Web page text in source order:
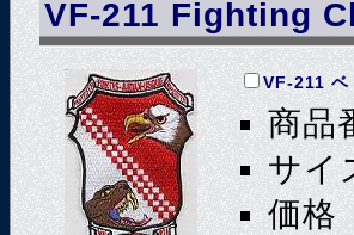
VF-211 Fighting
VF-211 ベ
商品
サイ
価格